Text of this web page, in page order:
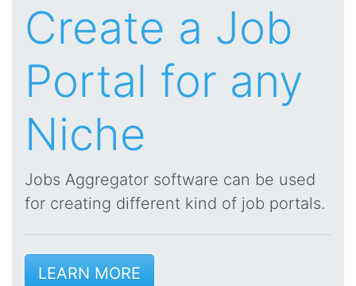
Create a Job
Portal for any
Niche
Jobs Aggregator software can be used
for creating different kind of job portals.
LEARN MORE